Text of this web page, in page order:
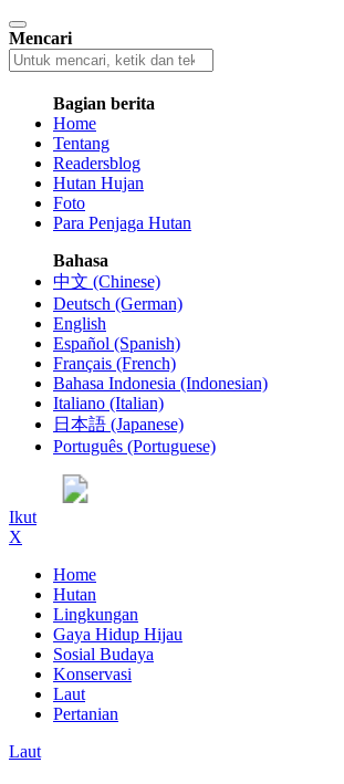
Mencari
Bagian berita
Home
Tentang
Readersblog
Hutan Hujan
Foto
Para Penjaga Hutan
Bahasa
中文 (Chinese)
Deutsch (German)
English
Español (Spanish)
Français (French)
Bahasa Indonesia (Indonesian)
Italiano (Italian)
日本語 (Japanese)
Português (Portuguese)
Ikut
X
Home
Hutan
Lingkungan
Gaya Hidup Hijau
Sosial Budaya
Konservasi
Laut
Pertanian
Laut